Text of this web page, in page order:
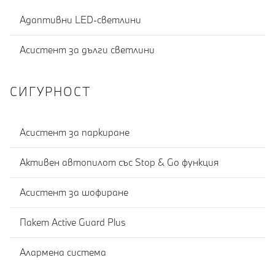
Адаптивни LED-светлини
Асистент за дълги светлини
СИГУРНОСТ
Асистент за паркиране
Активен автопилот със Stop & Go функция
Асистент за шофиране
Пакет Active Guard Plus
Алармена система